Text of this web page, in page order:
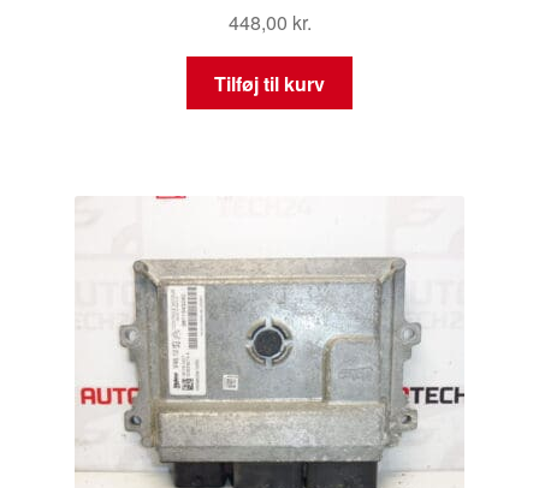
448,00 kr.
Tilføj til kurv